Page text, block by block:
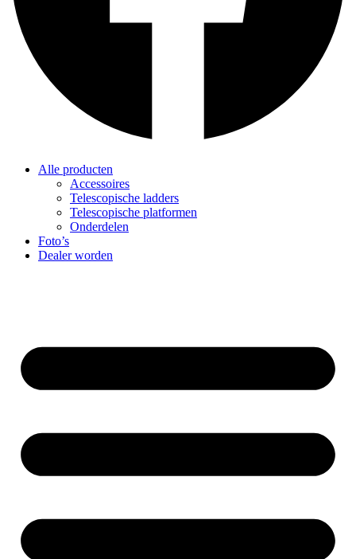
Alle producten
Accessoires
Telescopische ladders
Telescopische platformen
Onderdelen
Foto’s
Dealer worden